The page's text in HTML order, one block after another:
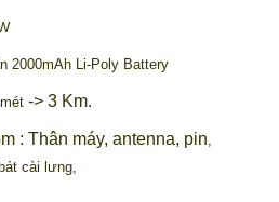
2000mAh Li-Poly Battery
-> 3 Km.
: Thân máy, antenna, pin
cài lưng,